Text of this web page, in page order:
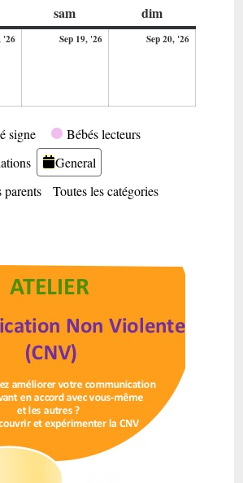
samsamedi dimdimanche
'2618
Sep 19, '2619
Sep 20, '2620
signe
Bébés lecteurs
General
parents
Toutes les catégories